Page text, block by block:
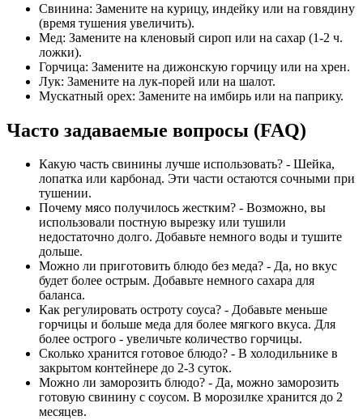
Свинина: Замените на курицу, индейку или на говядину
(время тушения увеличить).
Мед: Замените на кленовый сироп или на сахар (1-2 ч.
ложки).
Горчица: Замените на дижонскую горчицу или на хрен.
Лук: Замените на лук-порей или на шалот.
Мускатный орех: Замените на имбирь или на паприку.
Часто задаваемые вопросы (FAQ)
Какую часть свинины лучше использовать? - Шейка,
лопатка или карбонад. Эти части остаются сочными при
тушении.
Почему мясо получилось жестким? - Возможно, вы
использовали постную вырезку или тушили
недостаточно долго. Добавьте немного воды и тушите
дольше.
Можно ли приготовить блюдо без меда? - Да, но вкус
будет более острым. Добавьте немного сахара для
баланса.
Как регулировать остроту соуса? - Добавьте меньше
горчицы и больше меда для более мягкого вкуса. Для
более острого - увеличьте количество горчицы.
Сколько хранится готовое блюдо? - В холодильнике в
закрытом контейнере до 2-3 суток.
Можно ли заморозить блюдо? - Да, можно заморозить
готовую свинину с соусом. В морозилке хранится до 2
месяцев.